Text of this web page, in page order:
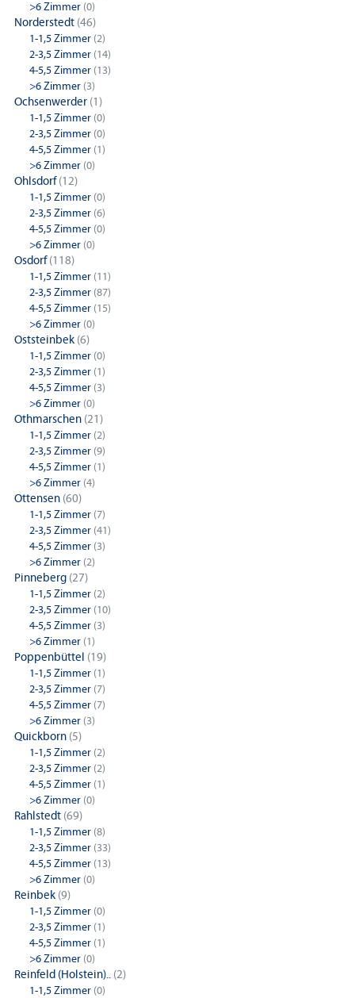
>6 Zimmer (0)
Norderstedt (46)
1-1,5 Zimmer (2)
2-3,5 Zimmer (14)
4-5,5 Zimmer (13)
>6 Zimmer (3)
Ochsenwerder (1)
1-1,5 Zimmer (0)
2-3,5 Zimmer (0)
4-5,5 Zimmer (1)
>6 Zimmer (0)
Ohlsdorf(12)
1-1,5 Zimmer (0)
2-3,5 Zimmer (6)
4-5,5 Zimmer (0)
>6 Zimmer (0)
Osdorf(118)
1-1,5 Zimmer (11)
2-3,5 Zimmer (87)
4-5,5 Zimmer (15)
>6 Zimmer (0)
Oststeinbek (6)
1-1,5 Zimmer (0)
2-3,5 Zimmer (1)
4-5,5 Zimmer (3)
>6 Zimmer (0)
Othmarschen (21)
1-1,5 Zimmer (2)
2-3,5 Zimmer (9)
4-5,5 Zimmer (1)
>6 Zimmer (4)
Ottensen (60)
1-1,5 Zimmer (7)
2-3,5 Zimmer (41)
4-5,5 Zimmer (3)
>6 Zimmer (2)
Pinneberg (27)
1-1,5 Zimmer (2)
2-3,5 Zimmer (10)
4-5,5 Zimmer (3)
>6 Zimmer (1)
Poppenbüttel (19)
1-1,5 Zimmer (1)
2-3,5 Zimmer (7)
4-5,5 Zimmer (7)
>6 Zimmer (3)
Quickborn (5)
1-1,5 Zimmer (2)
2-3,5 Zimmer (2)
4-5,5 Zimmer (1)
>6 Zimmer (0)
Rahlstedt (69)
1-1,5 Zimmer (8)
2-3,5 Zimmer (33)
4-5,5 Zimmer (13)
>6 Zimmer (0)
Reinbek (9)
1-1,5 Zimmer (0)
2-3,5 Zimmer (1)
4-5,5 Zimmer (1)
>6 Zimmer (0)
Reinfeld (Holstein).. (2)
1-1,5 Zimmer (0)